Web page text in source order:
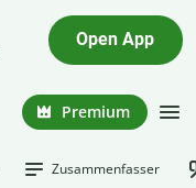
Open App
Premium
Zusammenfasser